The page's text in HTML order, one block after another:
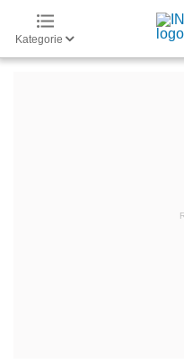
Kategorie